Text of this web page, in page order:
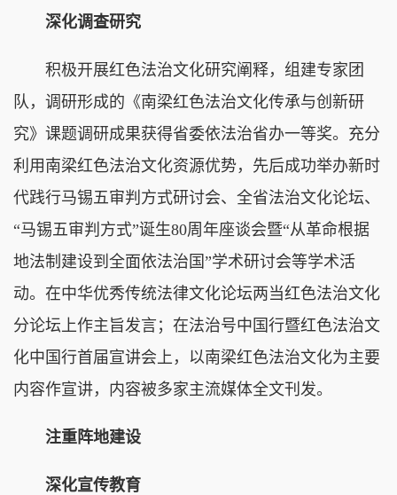
深化调查研究
积极开展红色法治文化研究阐释，组建专家团
队，调研形成的《南梁红色法治文化传承与创新研
究》课题调研成果获得省委依法治省办一等奖。充分
利用南梁红色法治文化资源优势，先后成功举办新时
代践行马锡五审判方式研讨会、全省法治文化论坛、
“马锡五审判方式”诞生80周年座谈会暨“从革命根据
地法制建设到全面依法治国”学术研讨会等学术活
动。在中华优秀传统法律文化论坛两当红色法治文化
分论坛上作主旨发言；在法治号中国行暨红色法治文
化中国行首届宣讲会上，以南梁红色法治文化为主要
内容作宣讲，内容被多家主流媒体全文刊发。
注重阵地建设
深化宣传教育